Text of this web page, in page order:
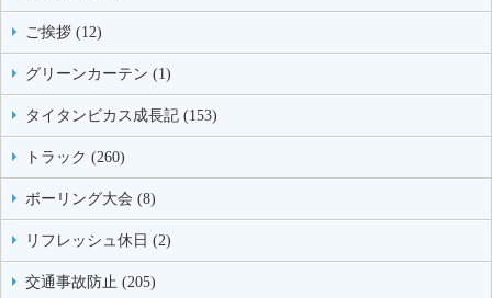
ご挨拶 (12)
グリーンカーテン (1)
タイタンビカス成長記 (153)
トラック (260)
ボーリング大会 (8)
リフレッシュ休日 (2)
交通事故防止 (205)